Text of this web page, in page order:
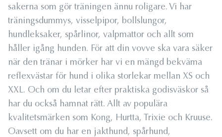
sakerna som gör träningen ännu roligare. Vi har
träningsdummys, visselpipor, bollslungor,
hundleksaker, spårlinor, valpmattor och allt som
håller igång hunden. För att din vovve ska vara säker
när den tränar i mörker har vi en mängd bekväma
reflexvästar för hund i olika storlekar mellan XS och
XXL. Och om du letar efter praktiska godisväskor så
har du också hamnat rätt. Allt av populära
kvalitetsmärken som Kong, Hurtta, Trixie och Kruuse.
Oavsett om du har en jakthund, spårhund,